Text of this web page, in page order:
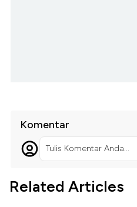
Komentar
Tulis Komentar Anda...
Related Articles